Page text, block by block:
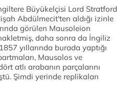
Büyükelçisi Lord Stratford
Abdülmecit'ten aldığı izinle
görülen Mausoleion
daha sonra da İngiliz
yıllarında burada yaptığı
Mausolos ve
atlı arabanın parçalarını
Şimdi yerinde replikaları